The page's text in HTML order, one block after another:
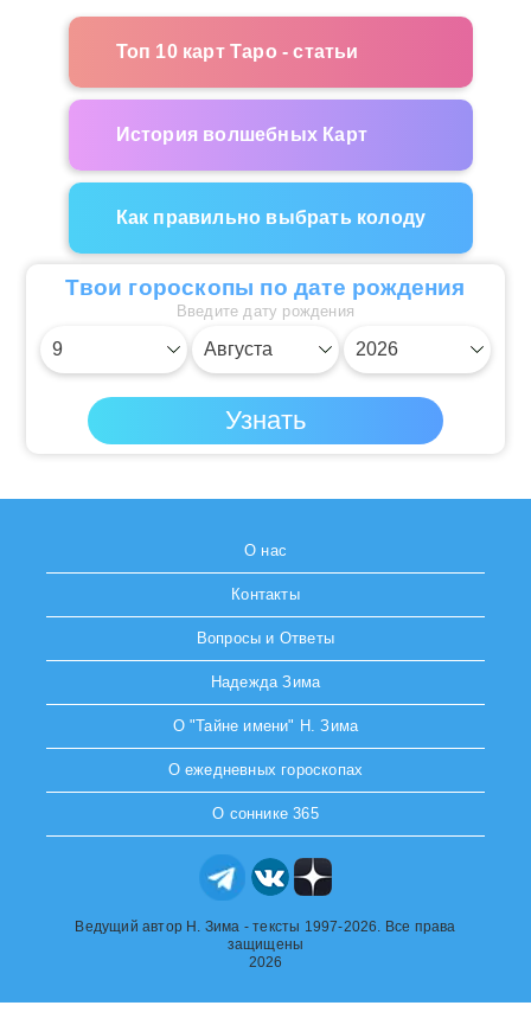
Топ 10 карт Таро - статьи
История волшебных Карт
Как правильно выбрать колоду
Твои гороскопы по дате рождения
Введите дату рождения
О нас
Контакты
Вопросы и Ответы
Надежда Зима
О "Тайне имени" Н. Зима
О ежедневных гороскопах
О соннике 365
Ведущий автор Н. Зима - тексты 1997-2026. Все права
защищены
2026